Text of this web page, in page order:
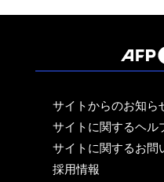
サイトからのお知ら
サイトに関するヘル
サイトに関するお問
採用情報